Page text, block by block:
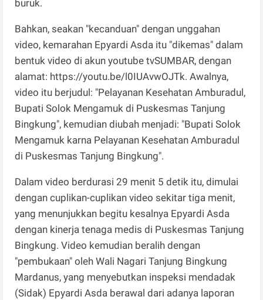
buruk.
Bahkan, seakan "kecanduan" dengan unggahan
video, kemarahan Epyardi Asda itu "dikemas" dalam
bentuk video di akun youtube tvSUMBAR, dengan
alamat: https://youtu.be/l0IUAvwOJTk. Awalnya,
video itu berjudul: "Pelayanan Kesehatan Amburadul,
Bupati Solok Mengamuk di Puskesmas Tanjung
Bingkung", kemudian diubah menjadi: "Bupati Solok
Mengamuk karna Pelayanan Kesehatan Amburadul
di Puskesmas Tanjung Bingkung".
Dalam video berdurasi 29 menit 5 detik itu, dimulai
dengan cuplikan-cuplikan video sekitar tiga menit,
yang menunjukkan begitu kesalnya Epyardi Asda
dengan kinerja tenaga medis di Puskesmas Tanjung
Bingkung. Video kemudian beralih dengan
"pembukaan" oleh Wali Nagari Tanjung Bingkung
Mardanus, yang menyebutkan inspeksi mendadak
(Sidak) Epyardi Asda berawal dari adanya laporan